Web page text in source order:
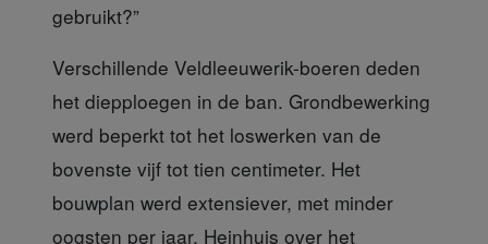
gebruikt?”
Verschillende Veldleeuwerik-boeren deden
het diepploegen in de ban. Grondbewerking
werd beperkt tot het loswerken van de
bovenste vijf tot tien centimeter. Het
bouwplan werd extensiever, met minder
oogsten per jaar. Heinhuis over het